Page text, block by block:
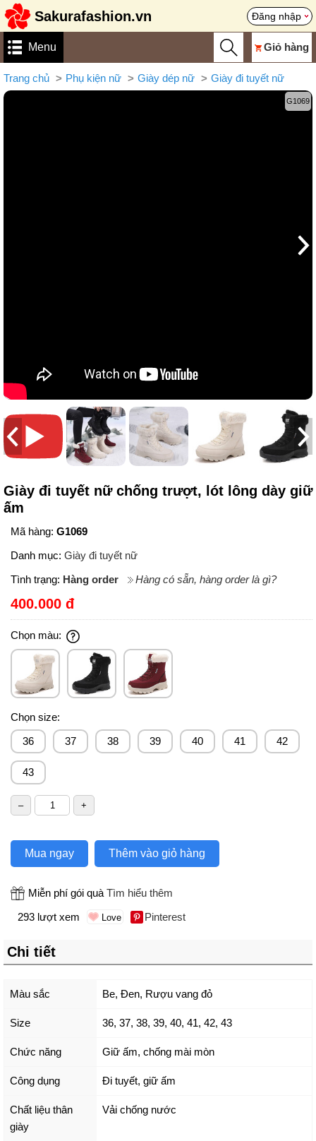
Sakurafashion.vn Đăng nhập
Menu Giỏ hàng
Trang chủ Phụ kiện nữ Giày dép nữ Giày đi tuyết nữ
G1069
Giày đi tuyết nữ chống trượt, lót lông dày giữ
ấm
Mã hàng: G1069
Danh mục: Giày đi tuyết nữ
Tình trạng: Hàng order Hàng có sẵn, hàng order là gì?
400.000 đ
Chọn màu:
Chọn size:
36
37 38 39 40 41 42
43
Mua ngay Thêm vào giỏ hàng
Miễn phí gói quà Tìm hiểu thêm
293 lượt xem
Pinterest
Chi tiết
Màu sắc Be, Đen, Rượu vang đỏ
Size 36, 37, 38, 39, 40, 41, 42, 43
Chức năng Giữ ấm, chống mài mòn
Công dụng Đi tuyết, giữ ấm
Chất liệu thân
giày
Vải chống nước